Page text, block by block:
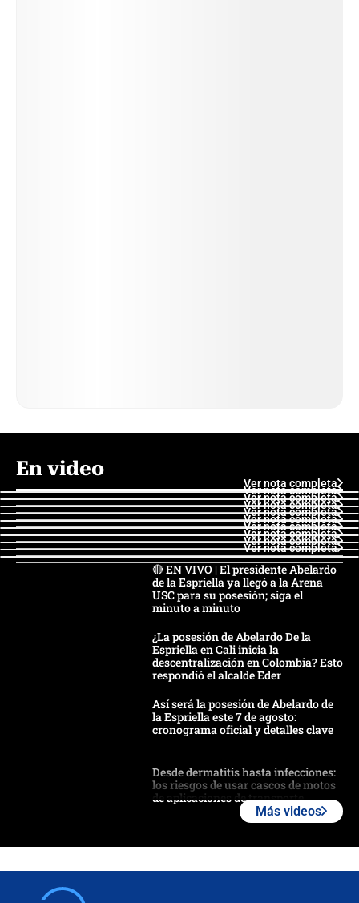
En video
Ver nota completa
Ver nota completa
Ver nota completa
Ver nota completa
Ver nota completa
Ver nota completa
Ver nota completa
Ver nota completa
Ver nota completa
Ver nota completa
🔴 EN VIVO | El presidente Abelardo
de la Espriella ya llegó a la Arena
USC para su posesión; siga el
minuto a minuto
¿La posesión de Abelardo De la
Espriella en Cali inicia la
descentralización en Colombia? Esto
respondió el alcalde Eder
Así será la posesión de Abelardo de
la Espriella este 7 de agosto:
cronograma oficial y detalles clave
Desde dermatitis hasta infecciones:
los riesgos de usar cascos de motos
de aplicaciones de transporte
Más videos